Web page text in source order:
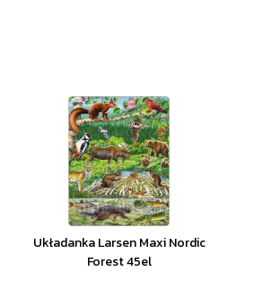
Układanka Larsen Maxi Nordic
Forest 45el